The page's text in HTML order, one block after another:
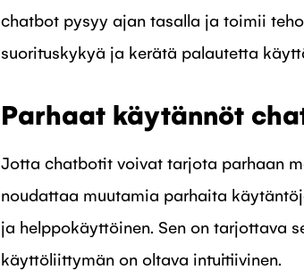
chatbot pysyy ajan tasalla ja toimii
suorituskykyä ja kerätä palautetta
Parhaat käytännöt
Jotta chatbotit voivat tarjota parhaan
noudattaa muutamia parhaita
ja helppokäyttöinen. Sen on tarjottava
käyttöliittymän on oltava intuitiivinen.